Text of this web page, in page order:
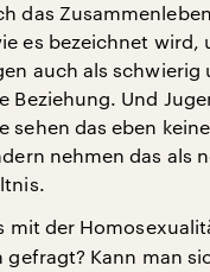
das
es bezeichnet wird,
auch als schwierig
Beziehung. Und
sehen das eben
nehmen das als
mit der
gefragt? Kann man